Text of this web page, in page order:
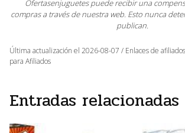
Ofertasenjuguetes puede recibir una
compras a través de nuestra web. Esto nunca
publican.
Última actualización el 2026-08-07 / Enlaces de
para Afiliados
Entradas relacionadas